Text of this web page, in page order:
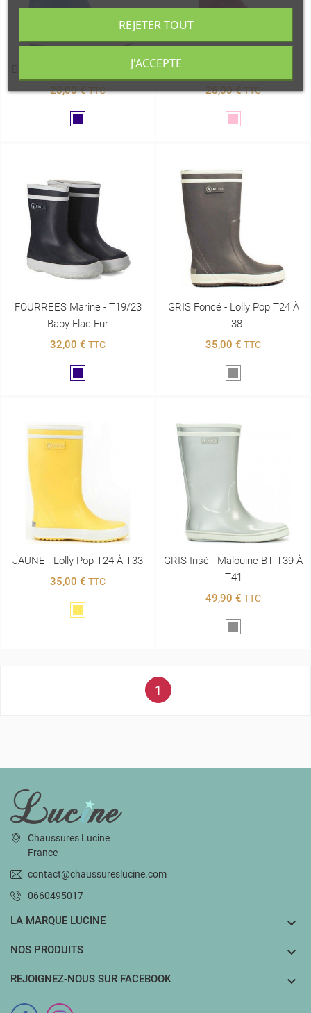
BLEU ROI - Baby Flac T19/23
28,00 €TTC
MURE - Baby Flac T19/23
28,00 €TTC
FOURREES Marine - T19/23
Baby Flac Fur
32,00 € TTC
GRIS Foncé - Lolly Pop T24 À
T38
35,00 € TTC
JAUNE - Lolly Pop T24 À T33
35,00 € TTC
GRIS Irisé - Malouine BT T39 À
T41
49,90 € TTC
1
INFORMATIONS
Chaussures Lucine
France
contact@chaussureslucine.com
0660495017
LA MARQUE LUCINE 
NOS PRODUITS 
REJOIGNEZ-NOUS SUR FACEBOOK 
REJETER TOUT
J'ACCEPTE